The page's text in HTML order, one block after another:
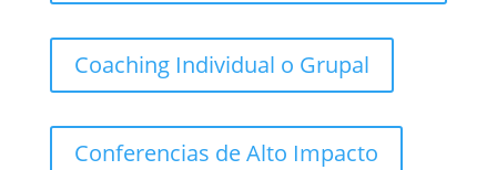
Coaching Individual o Grupal
Conferencias de Alto Impacto